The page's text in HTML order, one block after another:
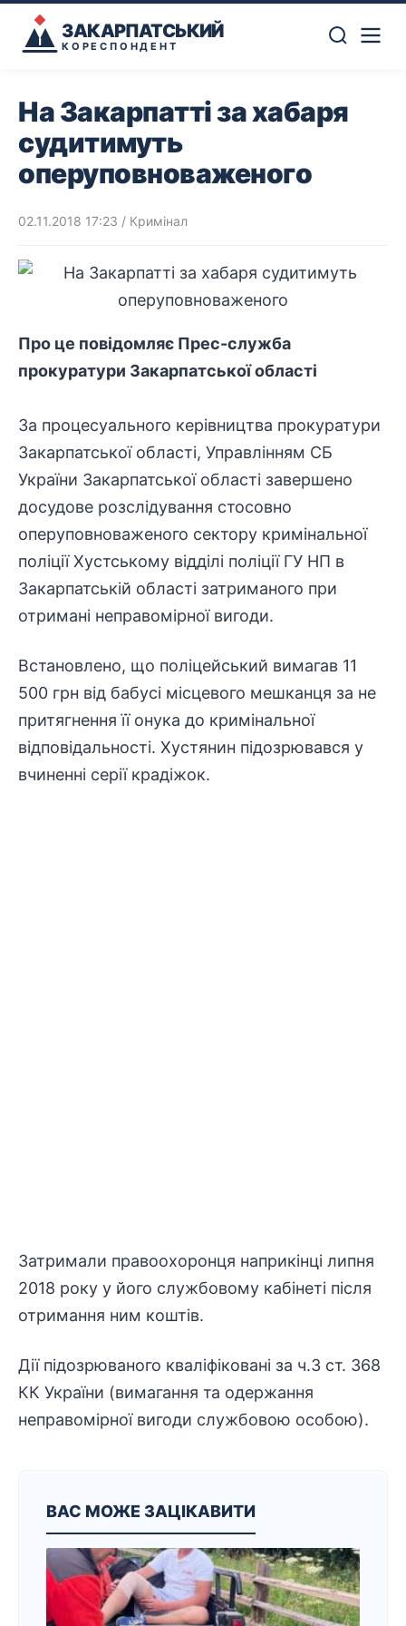
ЗАКАРПАТСЬКИЙ
КОРЕСПОНДЕНТ
На Закарпатті за хабаря
судитимуть
оперуповноваженого
02.11.2018 17:23 / Кримінал
Про це повідомляє Прес-служба
прокуратури Закарпатської області
За процесуального керівництва прокуратури
Закарпатської області, Управлінням СБ
України Закарпатської області завершено
досудове розслідування стосовно
оперуповноваженого сектору кримінальної
поліції Хустському відділі поліції ГУ НП в
Закарпатській області затриманого при
отримані неправомірної вигоди.
Встановлено, що поліцейський вимагав 11
500 грн від бабусі місцевого мешканця за не
притягнення її онука до кримінальної
відповідальності. Хустянин підозрювався у
вчиненні серії крадіжок.
Затримали правоохоронця наприкінці липня
2018 року у його службовому кабінеті після
отримання ним коштів.
Дії підозрюваного кваліфіковані за ч.3 ст. 368
КК України (вимагання та одержання
неправомірної вигоди службовою особою).
ВАС МОЖЕ ЗАЦІКАВИТИ